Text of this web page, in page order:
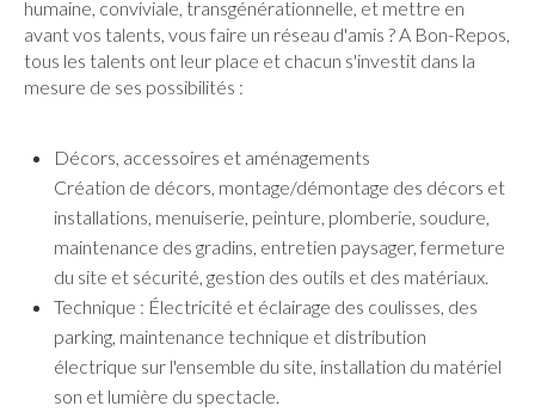
humaine, conviviale, transgénérationnelle, et mettre en
avant vos talents, vous faire un réseau d'amis ? A Bon-Repos,
tous les talents ont leur place et chacun s'investit dans la
mesure de ses possibilités :
Décors, accessoires et aménagements
Création de décors, montage/démontage des décors et
installations, menuiserie, peinture, plomberie, soudure,
maintenance des gradins, entretien paysager, fermeture
du site et sécurité, gestion des outils et des matériaux.
Technique : Électricité et éclairage des coulisses, des
parking, maintenance technique et distribution
électrique sur l'ensemble du site, installation du matériel
son et lumière du spectacle.